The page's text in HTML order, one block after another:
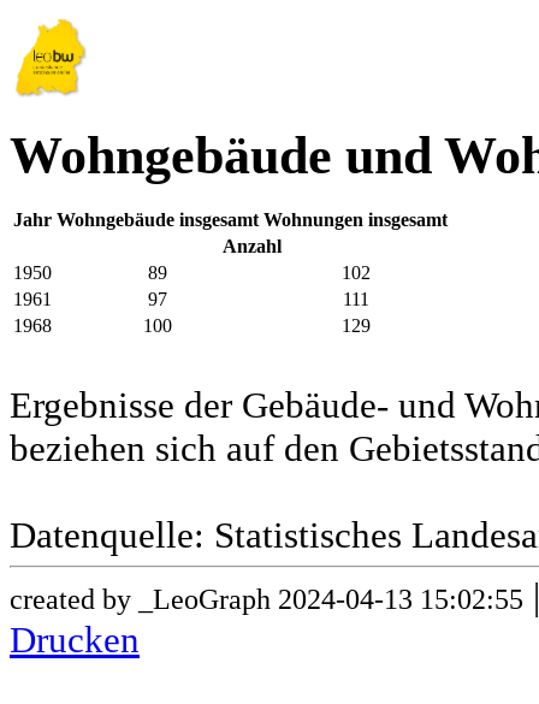
Wohngebäude und
Jahr Wohngebäude insgesamt Wohnungen insgesamt
Anzahl
1950
89
102
1961
97
111
1968
100 129
Ergebnisse der Gebäude- und
beziehen sich auf den
Datenquelle: Statistisches
created by _LeoGraph 2024-04-13 15:02:55
Drucken